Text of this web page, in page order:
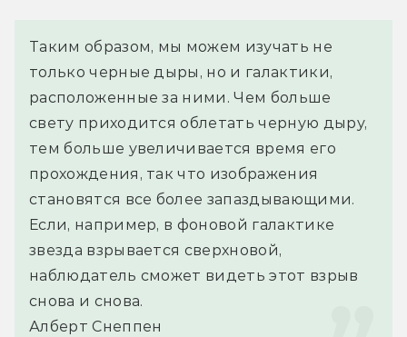
Таким образом, мы можем изучать не
только черные дыры, но и галактики,
расположенные за ними. Чем больше
свету приходится облетать черную дыру,
тем больше увеличивается время его
прохождения, так что изображения
становятся все более запаздывающими.
Если, например, в фоновой галактике
звезда взрывается сверхновой,
наблюдатель сможет видеть этот взрыв
снова и снова.
Алберт Снеппен